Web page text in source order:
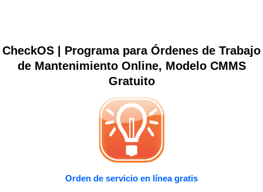
CheckOS | Programa para Órdenes de Trabajo
de Mantenimiento Online, Modelo CMMS
Gratuito
Orden de servicio en línea gratis